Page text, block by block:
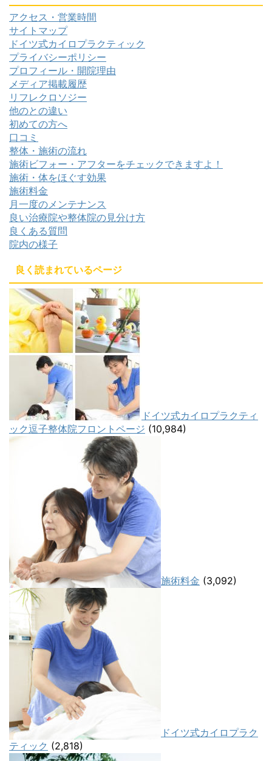
アクセス・営業時間
サイトマップ
ドイツ式カイロプラクティック
プライバシーポリシー
プロフィール・開院理由
メディア掲載履歴
リフレクロソジー
他のとの違い
初めての方へ
口コミ
整体・施術の流れ
施術ビフォー・アフターをチェックできますよ！
施術・体をほぐす効果
施術料金
月一度のメンテナンス
良い治療院や整体院の見分け方
良くある質問
院内の様子
良く読まれているページ
ドイツ式カイロプラクティ
ック逗子整体院フロントページ (10,984)
施術料金 (3,092)
ドイツ式カイロプラク
ティック (2,818)